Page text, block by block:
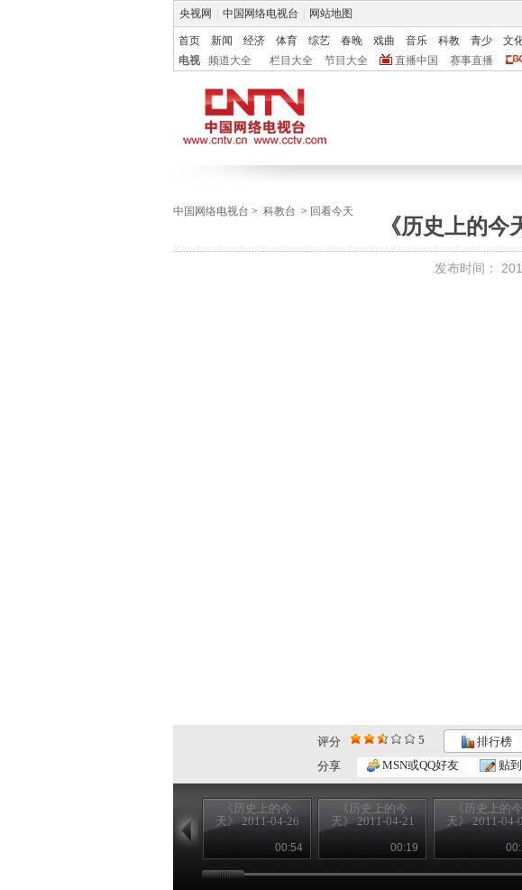
央视网 中国网络电视台 网站地图
首页 新闻 经济 体育 综艺 春晚 戏曲 音乐 科教 青少 文
电视
频道大全 栏目大全 节目大全 直播中国 赛事直播
中国网络电视台 > 科教台 > 回看今天
《历史上的今
发布时间：
评分 5 排行榜
分享
MSN或QQ好友 贴
《历史上的今
天》 2011-04-26
00:54
《历史上的今
天》 2011-04-21
00:19
《历史上的今
天》 2011-04-